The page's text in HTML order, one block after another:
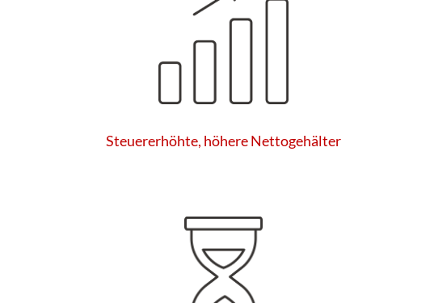
Steuererhöhte, höhere Nettogehälter